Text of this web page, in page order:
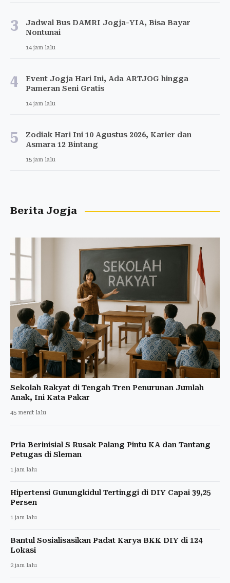
3
Jadwal Bus DAMRI Jogja-YIA, Bisa Bayar
Nontunai
14 jam lalu
4
Event Jogja Hari Ini, Ada ARTJOG hingga
Pameran Seni Gratis
14 jam lalu
5
Zodiak Hari Ini 10 Agustus 2026, Karier dan
Asmara 12 Bintang
15 jam lalu
Berita Jogja
Sekolah Rakyat di Tengah Tren Penurunan Jumlah
Anak, Ini Kata Pakar
45 menit lalu
Pria Berinisial S Rusak Palang Pintu KA dan Tantang
Petugas di Sleman
1 jam lalu
Hipertensi Gunungkidul Tertinggi di DIY Capai 39,25
Persen
1 jam lalu
Bantul Sosialisasikan Padat Karya BKK DIY di 124
Lokasi
2 jam lalu